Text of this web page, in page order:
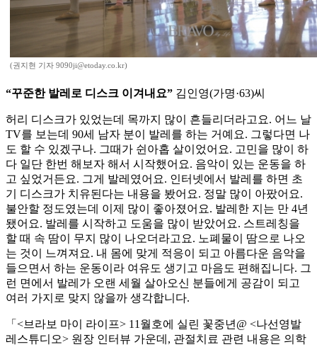
(권지현 기자 9090ji@etoday.co.kr)
“꾸준한 발레로 디스크 이겨내요” 김인영(가명·63)씨
허리 디스크가 있었는데 목까지 많이 흔들리더라고요. 어느 날
TV를 보는데 90세 남자 분이 발레를 하는 거예요. 그렇다면 나
도 할 수 있겠구나. 그때가 쉰아홉 살이었어요. 고민을 많이 하
다 일단 한번 해보자 해서 시작했어요. 음악이 있는 운동을 하
고 싶었거든요. 그게 발레였어요. 인터넷에서 발레를 하면 초
기 디스크가 치유된다는 내용을 봤어요. 정말 많이 아팠어요.
불안할 정도였는데 이제 많이 좋아졌어요. 발레한 지는 만 4년
됐어요. 발레를 시작하고 도움을 많이 받았어요. 스트레칭을
할 때 속 땀이 무지 많이 나오더라고요. 노폐물이 땀으로 나오
는 것이 느껴져요. 내 몸에 맞게 적응이 되고 아름다운 음악을
들으면서 하는 운동이라 여유도 생기고 마음도 편해집니다. 그
런 면에서 발레가 오랜 세월 살아오신 분들에게 공감이 되고
여러 가지로 맞지 않을까 생각합니다.
「<브라보 마이 라이프> 11월호에 실린 꽃중년@ <나선영발
레스튜디오> 원장 인터뷰 가운데, 관절치료 관련 내용은 의학